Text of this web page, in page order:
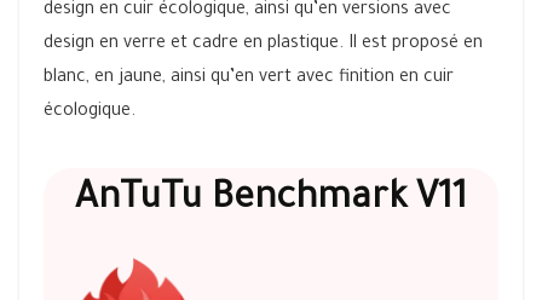
design en cuir écologique, ainsi qu’en versions avec
design en verre et cadre en plastique. Il est proposé en
blanc, en jaune, ainsi qu’en vert avec finition en cuir
écologique.
AnTuTu Benchmark V11